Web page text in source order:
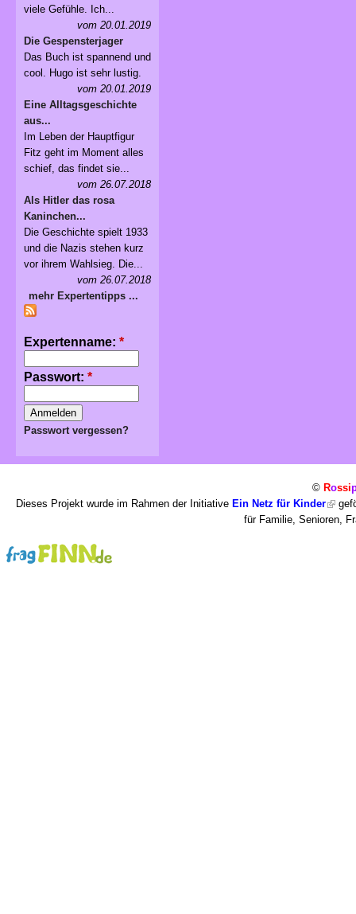
viele Gefühle. Ich...
vom 20.01.2019
Die Gespensterjager
Das Buch ist spannend und
cool. Hugo ist sehr lustig.
vom 20.01.2019
Eine Alltagsgeschichte
aus...
Im Leben der Hauptfigur
Fitz geht im Moment alles
schief, das findet sie...
vom 26.07.2018
Als Hitler das rosa
Kaninchen...
Die Geschichte spielt 1933
und die Nazis stehen kurz
vor ihrem Wahlsieg. Die...
vom 26.07.2018
mehr Expertentipps ...
Expertenname: *
Passwort: *
Passwort vergessen?
© Rossi
Dieses Projekt wurde im Rahmen der Initiative Ein Netz für Kinder
für Familie, Senioren,